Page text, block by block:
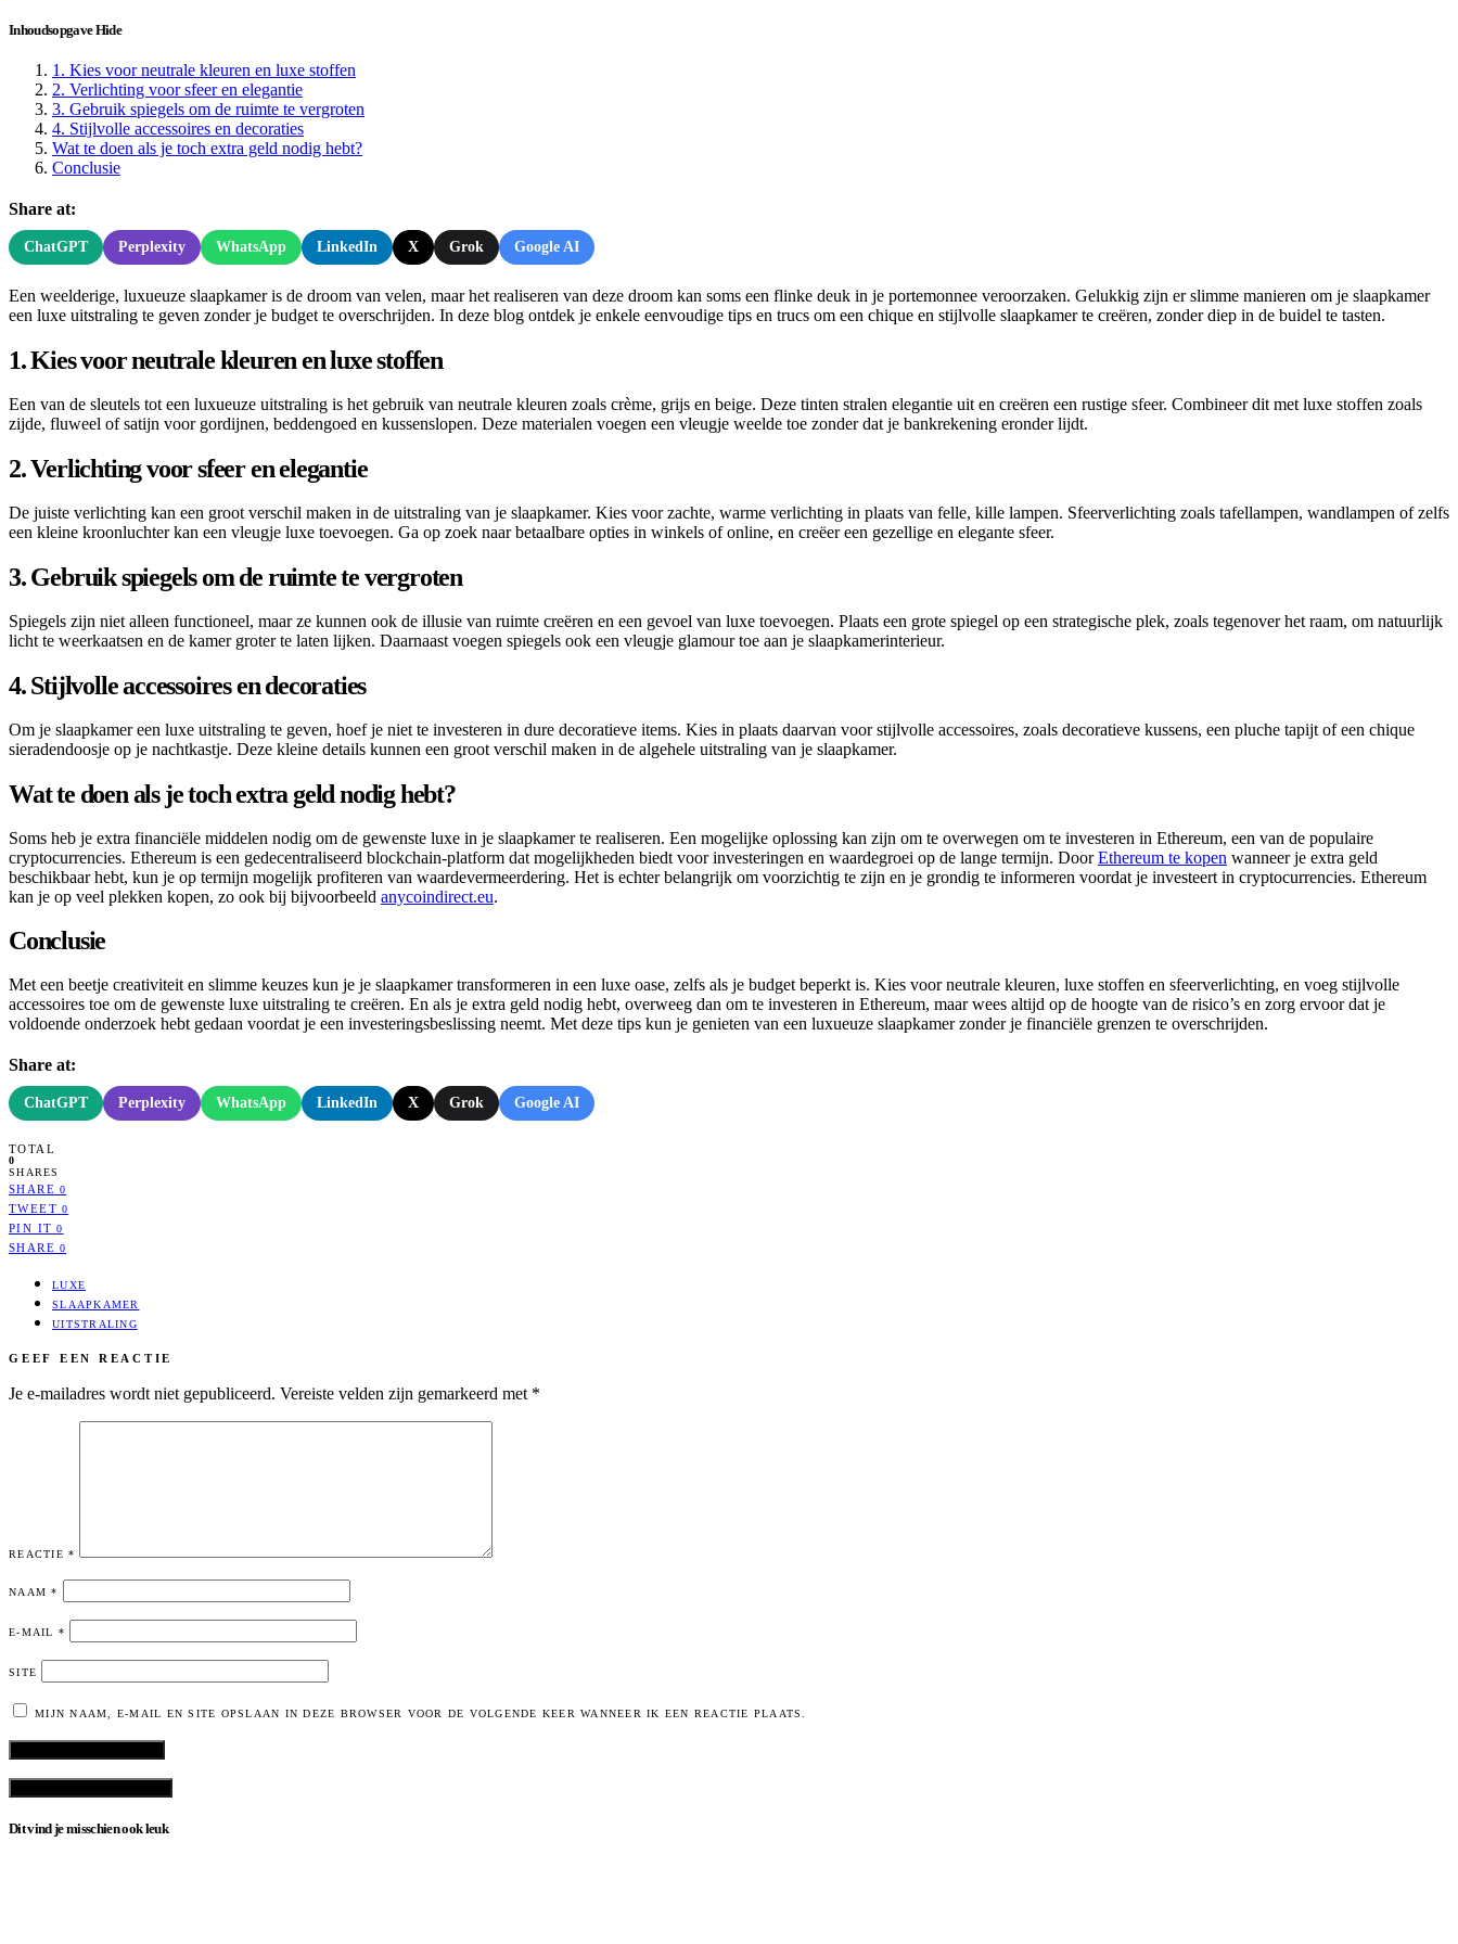
InhoudsopgaveHide
1. Kies voor neutrale kleuren en luxe stoffen
2. Verlichting voor sfeer en elegantie
3. Gebruik spiegels om de ruimte te vergroten
4. Stijlvolle accessoires en decoraties
Wat te doen als je toch extra geld nodig hebt?
Conclusie
Share at:
ChatGPT Perplexity WhatsApp LinkedIn X Grok Google AI
Een weelderige, luxueuze slaapkamer is de droom van velen, maar het realiseren van deze droom kan soms een flinke deuk in je portemonnee veroorzaken. Gelukkig zijn er slimme manieren om je slaapkamer
een luxe uitstraling te geven zonder je budget te overschrijden. In deze blog ontdek je enkele eenvoudige tips en trucs om een chique en stijlvolle slaapkamer te creëren, zonder diep in de buidel te tasten.
1. Kies voor neutrale kleuren en luxe stoffen
Een van de sleutels tot een luxueuze uitstraling is het gebruik van neutrale kleuren zoals crème, grijs en beige. Deze tinten stralen elegantie uit en creëren een rustige sfeer. Combineer dit met luxe stoffen zoals
zijde, fluweel of satijn voor gordijnen, beddengoed en kussenslopen. Deze materialen voegen een vleugje weelde toe zonder dat je bankrekening eronder lijdt.
2. Verlichting voor sfeer en elegantie
De juiste verlichting kan een groot verschil maken in de uitstraling van je slaapkamer. Kies voor zachte, warme verlichting in plaats van felle, kille lampen. Sfeerverlichting zoals tafellampen, wandlampen of zelfs
een kleine kroonluchter kan een vleugje luxe toevoegen. Ga op zoek naar betaalbare opties in winkels of online, en creëer een gezellige en elegante sfeer.
3. Gebruik spiegels om de ruimte te vergroten
Spiegels zijn niet alleen functioneel, maar ze kunnen ook de illusie van ruimte creëren en een gevoel van luxe toevoegen. Plaats een grote spiegel op een strategische plek, zoals tegenover het raam, om natuurlijk
licht te weerkaatsen en de kamer groter te laten lijken. Daarnaast voegen spiegels ook een vleugje glamour toe aan je slaapkamerinterieur.
4. Stijlvolle accessoires en decoraties
Om je slaapkamer een luxe uitstraling te geven, hoef je niet te investeren in dure decoratieve items. Kies in plaats daarvan voor stijlvolle accessoires, zoals decoratieve kussens, een pluche tapijt of een chique
sieradendoosje op je nachtkastje. Deze kleine details kunnen een groot verschil maken in de algehele uitstraling van je slaapkamer.
Wat te doen als je toch extra geld nodig hebt?
Soms heb je extra financiële middelen nodig om de gewenste luxe in je slaapkamer te realiseren. Een mogelijke oplossing kan zijn om te overwegen om te investeren in Ethereum, een van de populaire
cryptocurrencies. Ethereum is een gedecentraliseerd blockchain-platform dat mogelijkheden biedt voor investeringen en waardegroei op de lange termijn. DoorEthereum te kopen wanneer je extra geld
beschikbaar hebt, kun je op termijn mogelijk profiteren van waardevermeerdering. Het is echter belangrijk om voorzichtig te zijn en je grondig te informeren voordat je investeert in cryptocurrencies. Ethereum
kan je op veel plekken kopen, zo ook bij bijvoorbeeld anycoindirect.eu.
Conclusie
Met een beetje creativiteit en slimme keuzes kun je je slaapkamer transformeren in een luxe oase, zelfs als je budget beperkt is. Kies voor neutrale kleuren, luxe stoffen en sfeerverlichting, en voeg stijlvolle
accessoires toe om de gewenste luxe uitstraling te creëren. En als je extra geld nodig hebt, overweeg dan om te investeren in Ethereum, maar wees altijd op de hoogte van de risico’s en zorg ervoor dat je
voldoende onderzoek hebt gedaan voordat je een investeringsbeslissing neemt. Met deze tips kun je genieten van een luxueuze slaapkamer zonder je financiële grenzen te overschrijden.
Share at:
ChatGPT Perplexity WhatsApp LinkedIn X Grok Google AI
TOTAL
0
SHARES
SHARE 0
TWEET 0
PIN IT 0
SHARE 0
LUXE
SLAAPKAMER
UITSTRALING
GEEF EEN REACTIE
Je e-mailadres wordt niet gepubliceerd. Vereiste velden zijn gemarkeerd met *
REACTIE *
NAAM*
E-MAIL *
SITE
MIJN NAAM, E-MAIL EN SITE OPSLAAN IN DEZE BROWSER VOOR DE VOLGENDE KEER WANNEER IK EEN REACTIE PLAATS.
Dit vind je misschien ook leuk